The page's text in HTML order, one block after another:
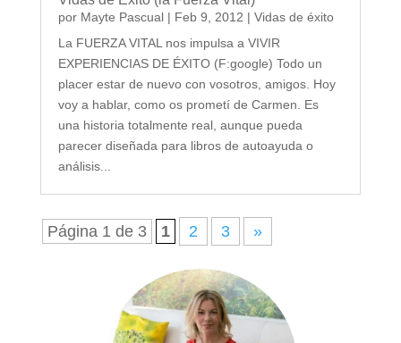
por Mayte Pascual| Feb 9, 2012 | Vidas de éxito
La FUERZA VITAL nos impulsa a VIVIR
EXPERIENCIAS DE ÉXITO (F:google) Todo un
placer estar de nuevo con vosotros, amigos. Hoy
voy a hablar, como os prometí de Carmen. Es
una historia totalmente real, aunque pueda
parecer diseñada para libros de autoayuda o
análisis...
Página 1 de 3 1 2 3 »